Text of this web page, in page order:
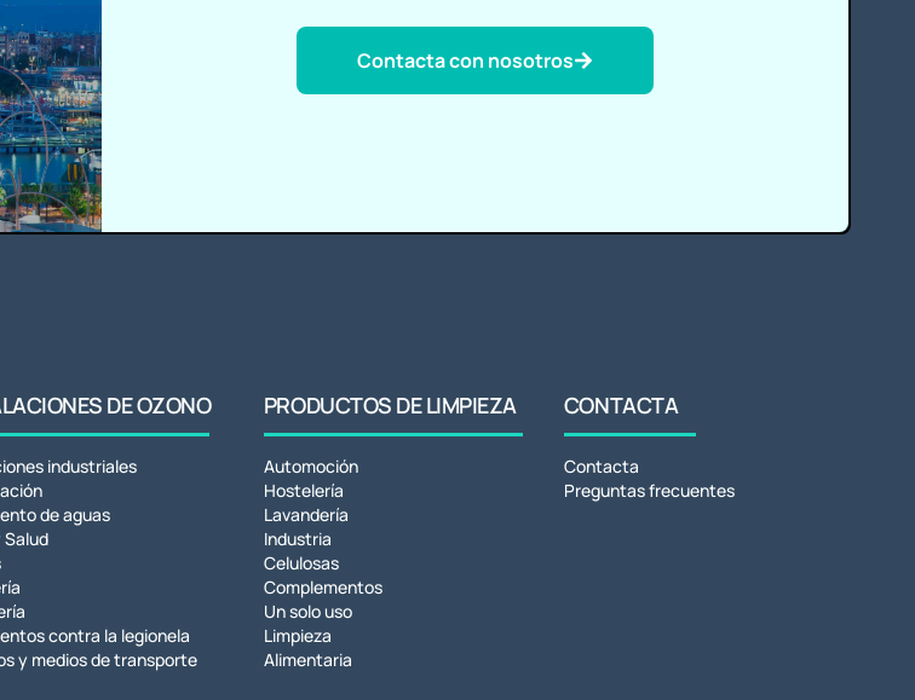
Contacta con nosotros
DE OZONO
industriales
de aguas
Salud
contra la legionela
y medios de transporte
PRODUCTOS DE LIMPIEZA
Automoción
Hostelería
Lavandería
Industria
Celulosas
Complementos
Un solo uso
Limpieza
Alimentaria
CONTACTA
Contacta
Preguntas frecuentes